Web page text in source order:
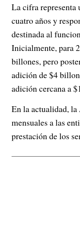
La cifra representa
cuatro años y
destinada al
Inicialmente, para
billones, pero
adición de $4
adición cercana a
En la actualidad,
mensuales a las
prestación de los